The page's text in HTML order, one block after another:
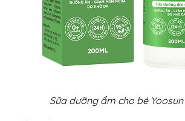
Sữa dưỡng ẩm cho bé